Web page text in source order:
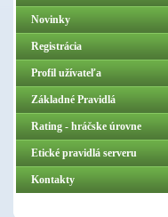
Novinky
Registrácia
Profil užívateľa
Základné Pravidlá
ZasportujSiOpen.sk
Rating - hráčske úrovne
Etické pravidlá serveru
Kontakty